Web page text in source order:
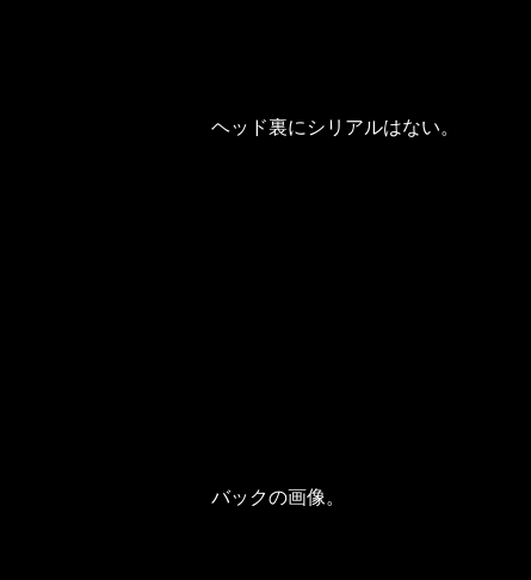
ヘッド裏にシリアルはない。
バックの画像。